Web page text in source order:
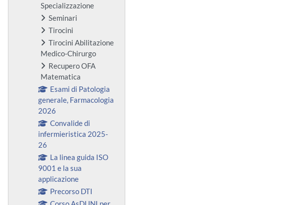
Specializzazione
Seminari
Tirocini
Tirocini Abilitazione
Medico-Chirurgo
Recupero OFA
Matematica
Esami di Patologia
generale, Farmacologia
2026
Convalide di
infermieristica 2025-
26
La linea guida ISO
9001 e la sua
applicazione
Precorso DTI